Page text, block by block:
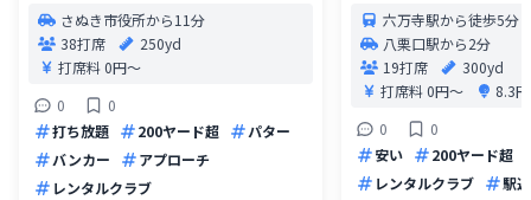
さぬき市役所から11分
38打席
250yd
打席料0円〜
0
0
打ち放題
200ヤード超
パター
バンカー
アプローチ
レンタルクラブ
六万寺駅から徒歩5分
八栗口駅から2分
19打席
300yd
打席料0円〜
8.3
0
0
安い
200ヤード超
レンタルクラブ
駅近